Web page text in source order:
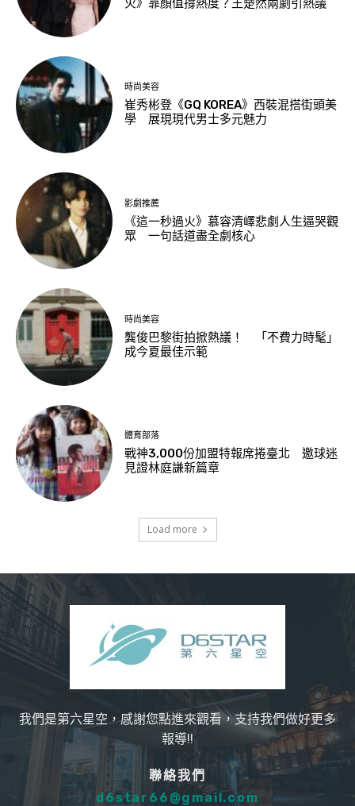
火》靠顏值撐熱度？王楚然兩劇引熱議
時尚美容
崔秀彬登《GQ KOREA》西裝混搭街頭美
學 展現現代男士多元魅力
影劇推薦
《這一秒過火》慕容清嶧悲劇人生逼哭觀
眾 一句話道盡全劇核心
時尚美容
龔俊巴黎街拍掀熱議！ 「不費力時髦」
成今夏最佳示範
體育部落
戰神3,000份加盟特報席捲臺北 邀球迷
見證林庭謙新篇章
Load more
我們是第六星空，感謝您點進來觀看，支持我們做好更多
報導!!
聯絡我們
d6star66@gmail.com